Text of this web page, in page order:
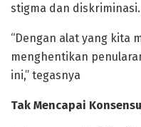
stigma dan diskriminasi.
“Dengan alat yang kita
menghentikan
ini,” tegasnya
Tak Mencapai